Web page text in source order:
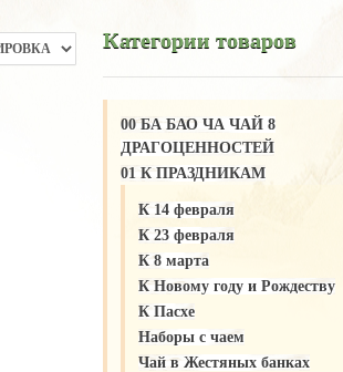
Категории товаров
00 БА БАО ЧА ЧАЙ 8
ДРАГОЦЕННОСТЕЙ
01 К ПРАЗДНИКАМ
К 14 февраля
К 23 февраля
К 8 марта
К Новому году и Рождеству
К Пасхе
Наборы с чаем
Чай в Жестяных банках